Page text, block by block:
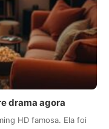
drama agora
HD famosa. Ela foi